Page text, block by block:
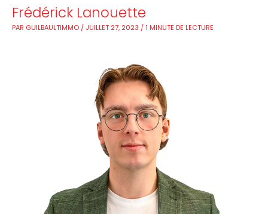
Frédérick Lanouette
PAR GUILBAULTIMMO / JUILLET 27, 2023 / 1 MINUTE DE LECTURE
FRÉDÉRICK
LANOUETTE